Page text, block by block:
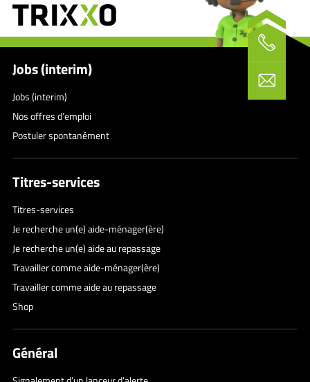
Jobs (interim)
Jobs (interim)
Nos offres d’emploi
Postuler spontanément
Titres-services
Titres-services
Je recherche un(e) aide-ménager(ère)
Je recherche un(e) aide au repassage
Travailler comme aide-ménager(ère)
Travailler comme aide au repassage
Shop
Général